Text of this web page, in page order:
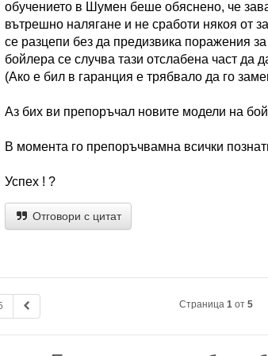
обучението в Шумен беше обяснено, че
вътрешно налягане и не сработи някоя от
се разцепи без да предизвика поражения
бойлера се случва тази отслабена част да
(Ако е бил в гаранция е трябвало да го
Аз бих ви препоръчал новите модели на
В момента го препоръчвамна всички
Успех ! ?
Отговори с цитат
Страница 1от 5